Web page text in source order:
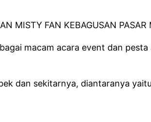
macam acara event dan
dan sekitarnya, diantaranya